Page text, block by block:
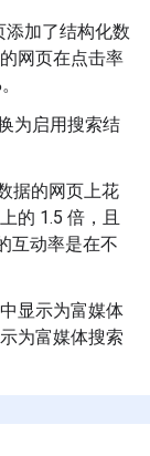
添加了结构化数
网页在点击率
为启用搜索结
据的网页上花
的 1.5 倍，且
互动率是在不
显示为富媒体
为富媒体搜索